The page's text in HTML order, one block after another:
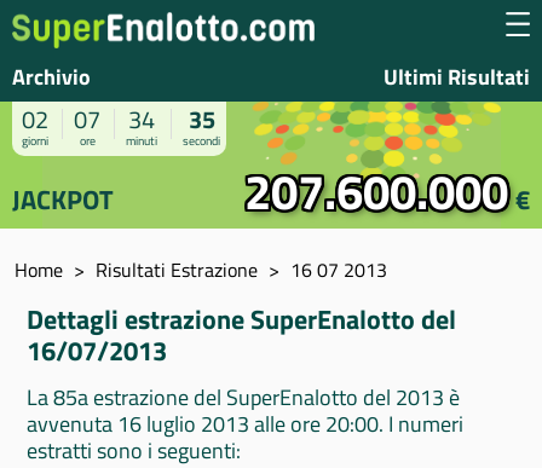
Archivio Ultimi Risultati
02
giorni
07
ore
34
minuti
35
secondi
JACKPOT 207.600.000€
Home Risultati Estrazione 16 07 2013
Dettagli estrazione SuperEnalotto del
16/07/2013
La 85a estrazione del SuperEnalotto del 2013 è
avvenuta 16 luglio 2013 alle ore 20:00. I numeri
estratti sono i seguenti: